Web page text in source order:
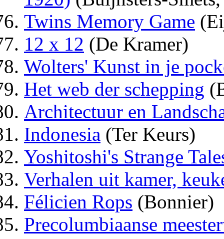
Twins Memory Game
12 x 12 (De Kramer)
Wolters' Kunst in je
Het web der schepping
Architectuur en
Indonesia (Ter Keurs)
Yoshitoshi's Strange
Verhalen uit kamer,
Félicien Rops (Bonnier)
Precolumbiaanse